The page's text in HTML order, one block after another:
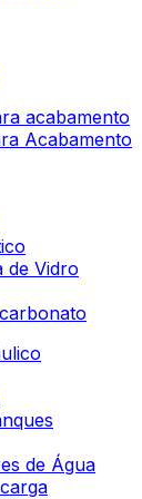
acabamento
Acabamento
de Vidro
de Água